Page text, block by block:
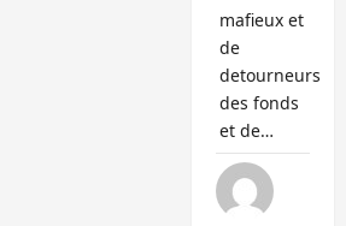
mafieux et
de
detourneurs
des fonds
et de…